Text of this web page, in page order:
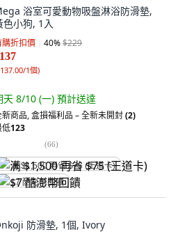
浴室可愛動物吸盤淋浴防滑墊,
色小狗, 1入
購折扣價 40%$229
1個)
天 8/10 (一) 預計送達
新商品,盒損福利品 – 全新未開封(2)
低123
(66)
满 $1,500 再省 $75 (王道卡)
$7 酷澎幣回饋
防滑墊, 1個, Ivory